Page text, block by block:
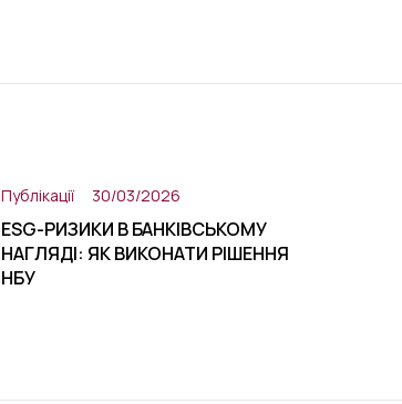
Публікації 30/03/2026
ESG-РИЗИКИ В БАНКІВСЬКОМУ
НАГЛЯДІ: ЯК ВИКОНАТИ РІШЕННЯ
НБУ